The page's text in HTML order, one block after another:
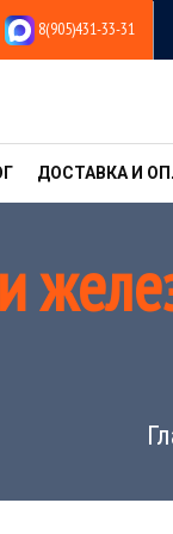
8(905)431-33-31
ДОСТАВКА И